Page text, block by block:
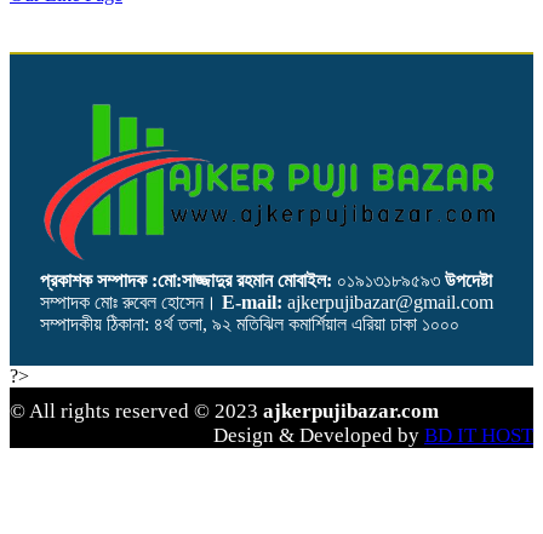
প্রকাশক সম্পাদক :মো:সাজ্জাদুর রহমান মোবাইল: ০১৯১৩১৮৯৫৯৩ উপদেষ্টা
সম্পাদক মোঃ রুবেল হোসেন। E-mail: ajkerpujibazar@gmail.com
সম্পাদকীয় ঠিকানা: ৪র্থ তলা, ৯২ মতিঝিল কমার্শিয়াল এরিয়া ঢাকা ১০০০
?>
© All rights reserved © 2023 ajkerpujibazar.com
Design & Developed by BD IT HOST